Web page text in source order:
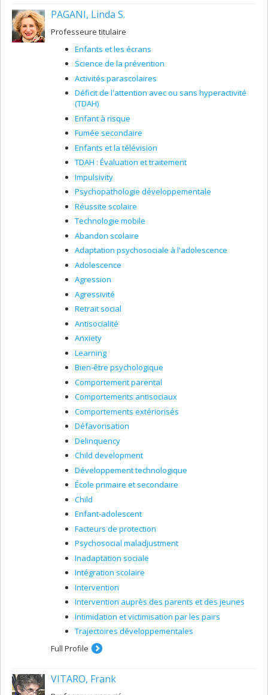
PAGANI, Linda S.
Professeure titulaire
Enfants et les écrans
Science de la prévention
Activités parascolaires
Déficit de l'attention avec ou sans hyperactivité
(TDAH)
Enfant à risque
Fumée secondaire
Enfants et la télévision
TDAH : Évaluation et traitement
Impulsivity
Psychopathologie développementale
Réussite scolaire
Technologie mobile
Abandon scolaire
Adaptation psychosociale à l'adolescence
Adolescence
Agression
Agressivité
Retrait social
Antisocialité
Anxiety
Learning
Bien-être psychologique
Comportement parental
Comportements antisociaux
Comportements extériorisés
Défavorisation
Delinquency
Child development
Développement technologique
École primaire et secondaire
Child
Enfant-adolescent
Facteurs de protection
Psychosocial maladjustment
Inadaptation sociale
Intégration scolaire
Intervention
Intervention auprès des parents et des jeunes
Intimidation et victimisation par les pairs
Trajectoires développementales
Full Profile
VITARO, Frank